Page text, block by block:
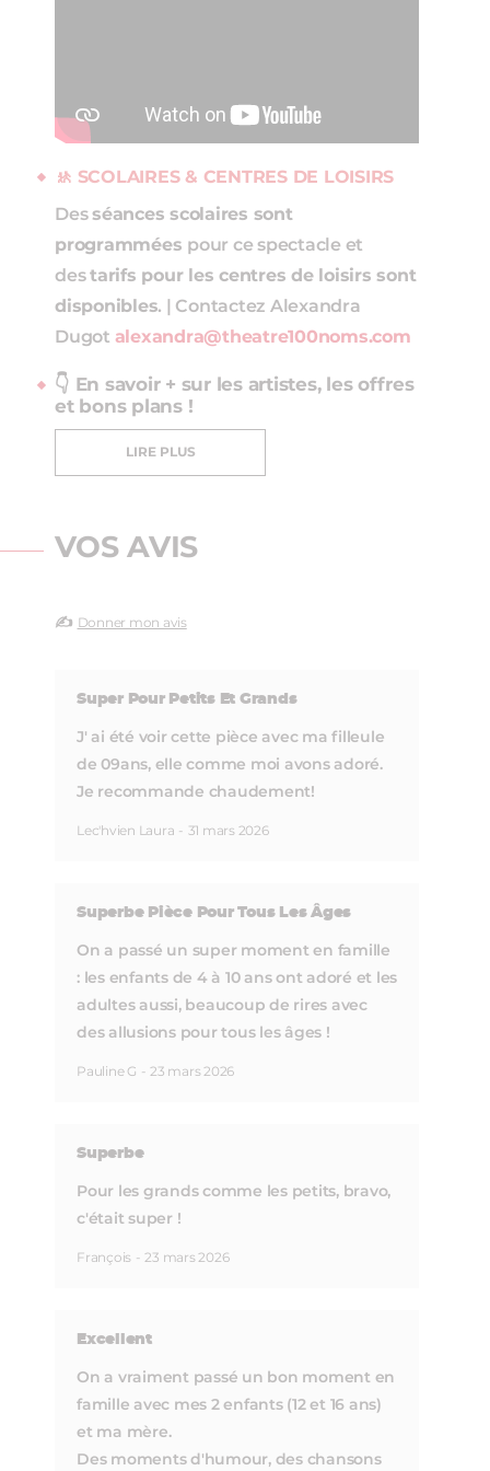
🚸 SCOLAIRES & CENTRES DE LOISIRS
Desséances scolaires sont
programmées pour ce spectacle et
destarifs pour les centres de loisirs sont
disponibles. | Contactez Alexandra
Dugot alexandra@theatre100noms.com
👇 En savoir + sur les artistes, les offres
et bons plans !
LIRE PLUS
VOS AVIS
✍️ Donner mon avis
Super Pour Petits Et Grands
J' ai été voir cette pièce avec ma filleule
de 09ans, elle comme moi avons adoré.
Je recommande chaudement!
Lec'hvien Laura - 31 mars 2026
Superbe Pièce Pour Tous Les Âges
On a passé un super moment en famille
: les enfants de 4 à 10 ans ont adoré et les
adultes aussi, beaucoup de rires avec
des allusions pour tous les âges !
Pauline G - 23 mars 2026
Superbe
Pour les grands comme les petits, bravo,
c'était super !
François - 23 mars 2026
Excellent
On a vraiment passé un bon moment en
famille avec mes 2 enfants (12 et 16 ans)
et ma mère.
Des moments d'humour, des chansons